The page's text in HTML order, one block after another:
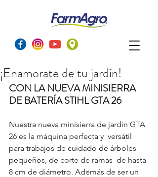
¡Enamorate de tu jardín!
CON LA NUEVA MINISIERRA
DE BATERÍA STIHL GTA 26
Nuestra nueva minisierra de jardín GTA
26 es la máquina perfecta y  versátil
para trabajos de cuidado de árboles
pequeños, de corte de ramas  de hasta
8 cm de diámetro. Además de ser un